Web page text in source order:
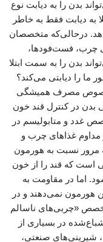
بدن را به دیابت نوع
به دیابت فقط به خاطر
درحالی‌که متخصصان
چرب، فست‌فودها،
بدن را به سمت ابتلا
چطور ما را دیابتی می‌کند؟
خصوص مصرف همیشگی
بدن در کنترل قند خون
غدد و متابولیسم در
مداوم غذاهای چرب و
نسبت به هورمون
است که قند را از خون
اما در مقاومت به
هورمون نمی‌دهند و در
«چربی‌های ناسالم
در بسیاری از
صنعتی،